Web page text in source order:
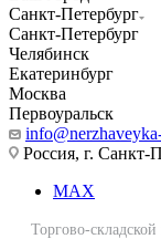
Санкт-Петербург
Санкт-Петербург
Челябинск
Екатеринбург
Москва
Первоуральск
Россия, г. Санкт-
MAX
Торгово-